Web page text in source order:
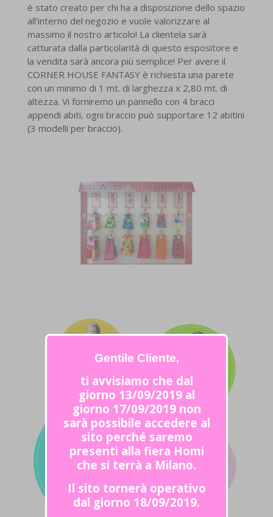
è stato creato per chi ha a disposizione dello spazio
all’interno del negozio e vuole valorizzare al
massimo il nostro articolo! La clientela sarà
catturata dalla particolarità di questo espositore e
la vendita sarà ancora più semplice! Per avere il
CORNER HOUSE FANTASY è richiesta una parete
con un minimo di 1 mt. di larghezza x 2,80 mt. di
altezza. Vi forniremo un pannello con 4 bracci
appendi abiti, ogni braccio può supportare 12 abitini
(3 modelli per braccio).
Gentile Cliente,
ti avvisiamo che dal
giorno 13/09/2019 al
giorno 17/09/2019 non
sarà possibile accedere al
sito perché saremo
presenti alla fiera Homi
che si terrà a Milano.
Il sito tornerà operativo
dal giorno 18/09/2019.